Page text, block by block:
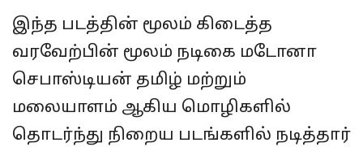
இந்த படத்தின் மூலம் கிடைத்த
வரவேற்பின் மூலம் நடிகை மடோனா
செபாஸ்டியன் தமிழ் மற்றும்
மலையாளம் ஆகிய மொழிகளில்
தொடர்ந்து நிறைய படங்களில் நடித்தார்